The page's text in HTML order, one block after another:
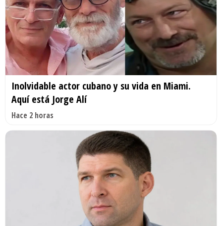
Inolvidable actor cubano y su vida en Miami.
Aquí está Jorge Alí
Hace 2 horas